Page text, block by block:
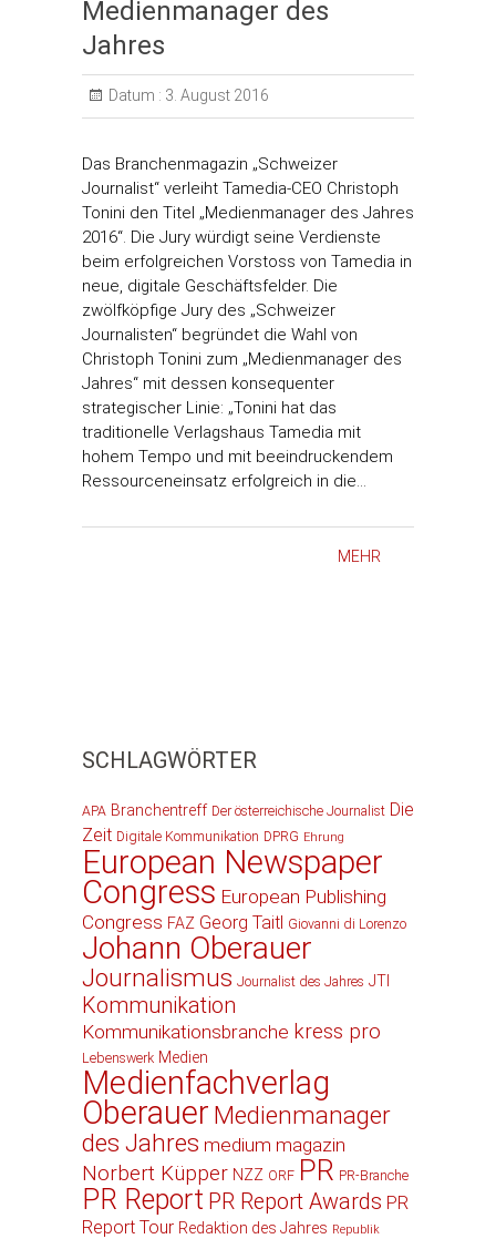
Medienmanager des
Jahres
Datum : 3. August 2016
Das Branchenmagazin „Schweizer
Journalist“ verleiht Tamedia-CEO Christoph
Tonini den Titel „Medienmanager des Jahres
2016“. Die Jury würdigt seine Verdienste
beim erfolgreichen Vorstoss von Tamedia in
neue, digitale Geschäftsfelder. Die
zwölfköpfige Jury des „Schweizer
Journalisten“ begründet die Wahl von
Christoph Tonini zum „Medienmanager des
Jahres“ mit dessen konsequenter
strategischer Linie: „Tonini hat das
traditionelle Verlagshaus Tamedia mit
hohem Tempo und mit beeindruckendem
Ressourceneinsatz erfolgreich in die…
MEHR
SCHLAGWÖRTER
APA Branchentreff Der österreichische Journalist Die
Zeit Digitale Kommunikation DPRG Ehrung
European Newspaper
Congress European Publishing
Congress FAZ Georg Taitl Giovanni di Lorenzo
Johann Oberauer
Journalismus Journalist des Jahres JTI
Kommunikation
Kommunikationsbranche kress pro
Lebenswerk Medien
Medienfachverlag
Oberauer Medienmanager
des Jahres medium magazin
Norbert Küpper NZZ ORF PR PR-Branche
PR Report PR Report Awards PR
Report Tour Redaktion des Jahres Republik